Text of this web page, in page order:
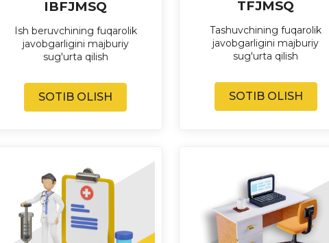
IBFJMSQ
Ish beruvchining fuqarolik
javobgarligini majburiy
sug'urta qilish
SOTIB OLISH
TFJMSQ
Tashuvchining fuqarolik
javobgarligini majburiy
sug'urta qilish
SOTIB OLISH